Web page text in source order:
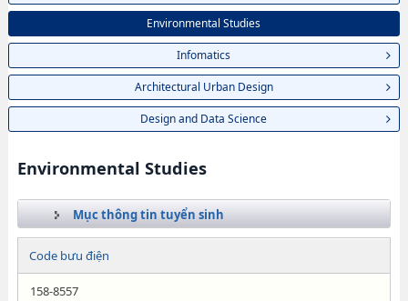
Environmental Studies
Infomatics
Architectural Urban Design
Design and Data Science
Environmental Studies
Mục thông tin tuyển sinh
Code bưu điện
158-8557